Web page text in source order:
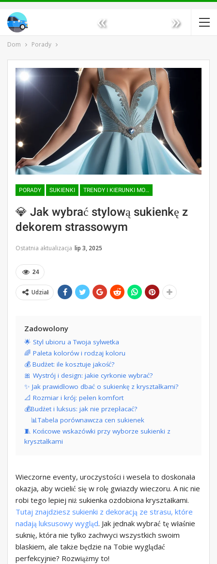
« »
Dom Porady
PORADY SUKIENKI TRENDY I KIERUNKI MODY
💎 Jak wybrać stylową sukienkę z
dekorem strassowym
Ostatnia aktualizacja lip 3, 2025
24
Udział
Zadowolony
🌟 Styl ubioru a Twoja sylwetka
🌈 Paleta kolorów i rodzaj koloru
💰 Budżet: ile kosztuje jakość?
🎀 Wystrój i design: jakie cyrkonie wybrać?
✨ Jak prawidłowo dbać o sukienkę z kryształkami?
📐 Rozmiar i krój: pełen komfort
💰Budżet i luksus: jak nie przepłacać?
📊Tabela porównawcza cen sukienek
🧵 Końcowe wskazówki przy wyborze sukienki z
kryształkami
Wieczorne eventy, uroczystości i wesela to doskonała
okazja, aby wcielić się w rolę gwiazdy wieczoru. A nic nie
robi tego lepiej niż sukienka ozdobiona kryształkami.
Tutaj znajdziesz sukienki z dekoracją ze strasu, które
nadają luksusowy wygląd. Jak jednak wybrać tę właśnie
suknię, która nie tylko zachwyci wszystkich swoim
blaskiem, ale także będzie na Tobie wyglądać
perfekcyjnie? Rozwiążmy to!